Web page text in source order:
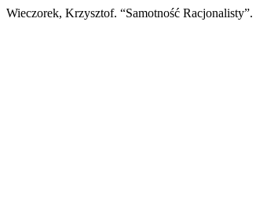
Wieczorek, Krzysztof. “Samotność Racjonalisty”.